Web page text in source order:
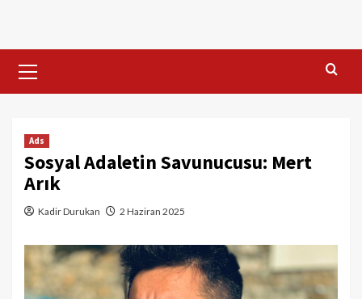
content
Menu
Ads
Sosyal Adaletin Savunucusu: Mert
Arık
Kadir Durukan 2 Haziran 2025